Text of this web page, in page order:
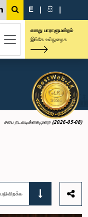
E | සි |
எனது பாராளுமன்றம்
இங்கே உள்நுழைக
சபை நடவடிக்கைமுறை (2026-05-08)
பதிவிறக்க